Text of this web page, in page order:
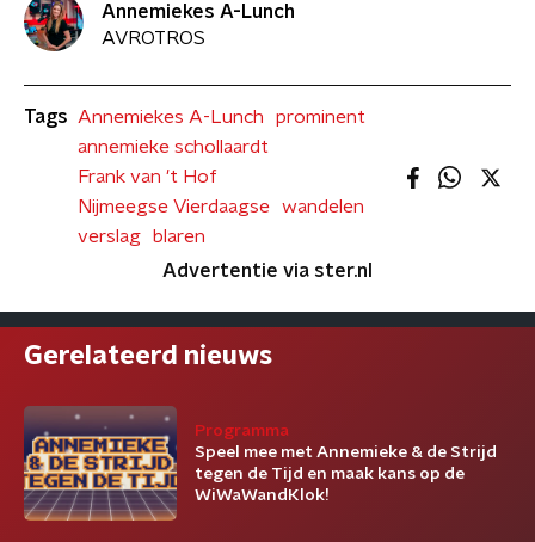
Annemiekes A-Lunch
AVROTROS
Tags Annemiekes A-Lunch
prominent
annemieke schollaardt
Frank van 't Hof
Nijmeegse Vierdaagse
wandelen
verslag
blaren
Advertentie via ster.nl
Gerelateerd nieuws
Programma
Speel mee met Annemieke & de Strijd
tegen de Tijd en maak kans op de
WiWaWandKlok!